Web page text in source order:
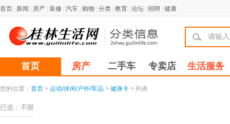
首页 新闻 房产 装修 汽车 购物 分类 教育 论坛 招聘 健康
首页 房产 二手车 专卖店 生活服务
您的位置： 首页 > 运动/休闲/户外/军品 > 健身卡 > 列表
已选： 不限